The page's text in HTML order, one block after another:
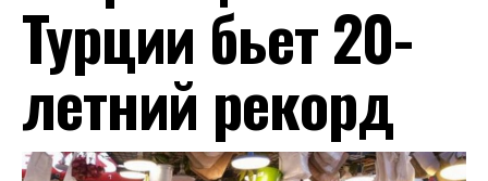
Турции бьет 20-
летний рекорд